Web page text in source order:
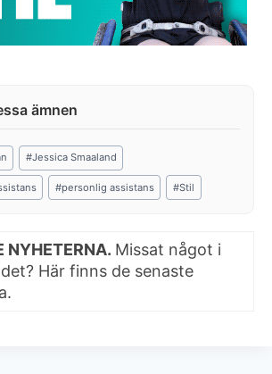
#Jessica Smaaland
#personlig assistans #Stil
NYHETERNA. Missat något i
Här finns de senaste